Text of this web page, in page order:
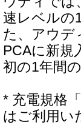
速レベルの
た、アウデ
PCAに新規
初の1年間
* 充電規格
はご利用い